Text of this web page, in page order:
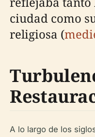
ciudad como
religiosa (
A lo largo de los